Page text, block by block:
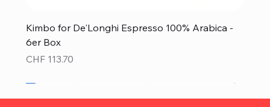
Kimbo for De'Longhi Espresso 100% Arabica -
6er Box
Preis
CHF 113.70